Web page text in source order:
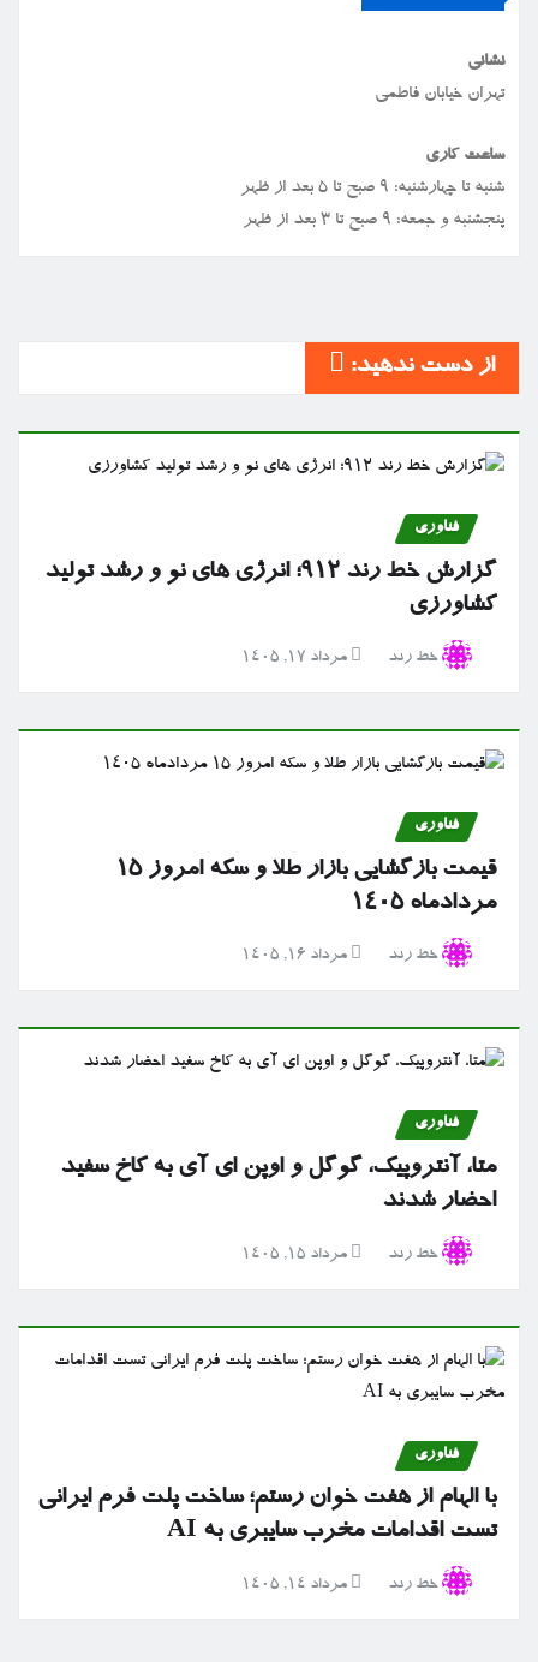
نشانی
تهران خیابان فاطمی
ساعت کاری
شنبه تا چهارشنبه: ۹ صبح تا ۵ بعد از ظهر
پنجشنبه و جمعه: ۹ صبح تا ۳ بعد از ظهر
از دست ندهید:
فناوری
گزارش خط رند ۹۱۲؛ انرژی های نو و رشد تولید
کشاورزی
خط رند مرداد ۱۷, ۱۴۰۵
فناوری
قیمت بازگشایی بازار طلا و سکه امروز ۱۵
مردادماه ۱۴۰۵
خط رند مرداد ۱۶, ۱۴۰۵
فناوری
متا، آنتروپیک، گوگل و اوپن ای آی به کاخ سفید
احضار شدند
خط رند مرداد ۱۵, ۱۴۰۵
فناوری
با الهام از هفت خوان رستم؛ ساخت پلت فرم ایرانی
تست اقدامات مخرب سایبری به AI
خط رند مرداد ۱۴, ۱۴۰۵